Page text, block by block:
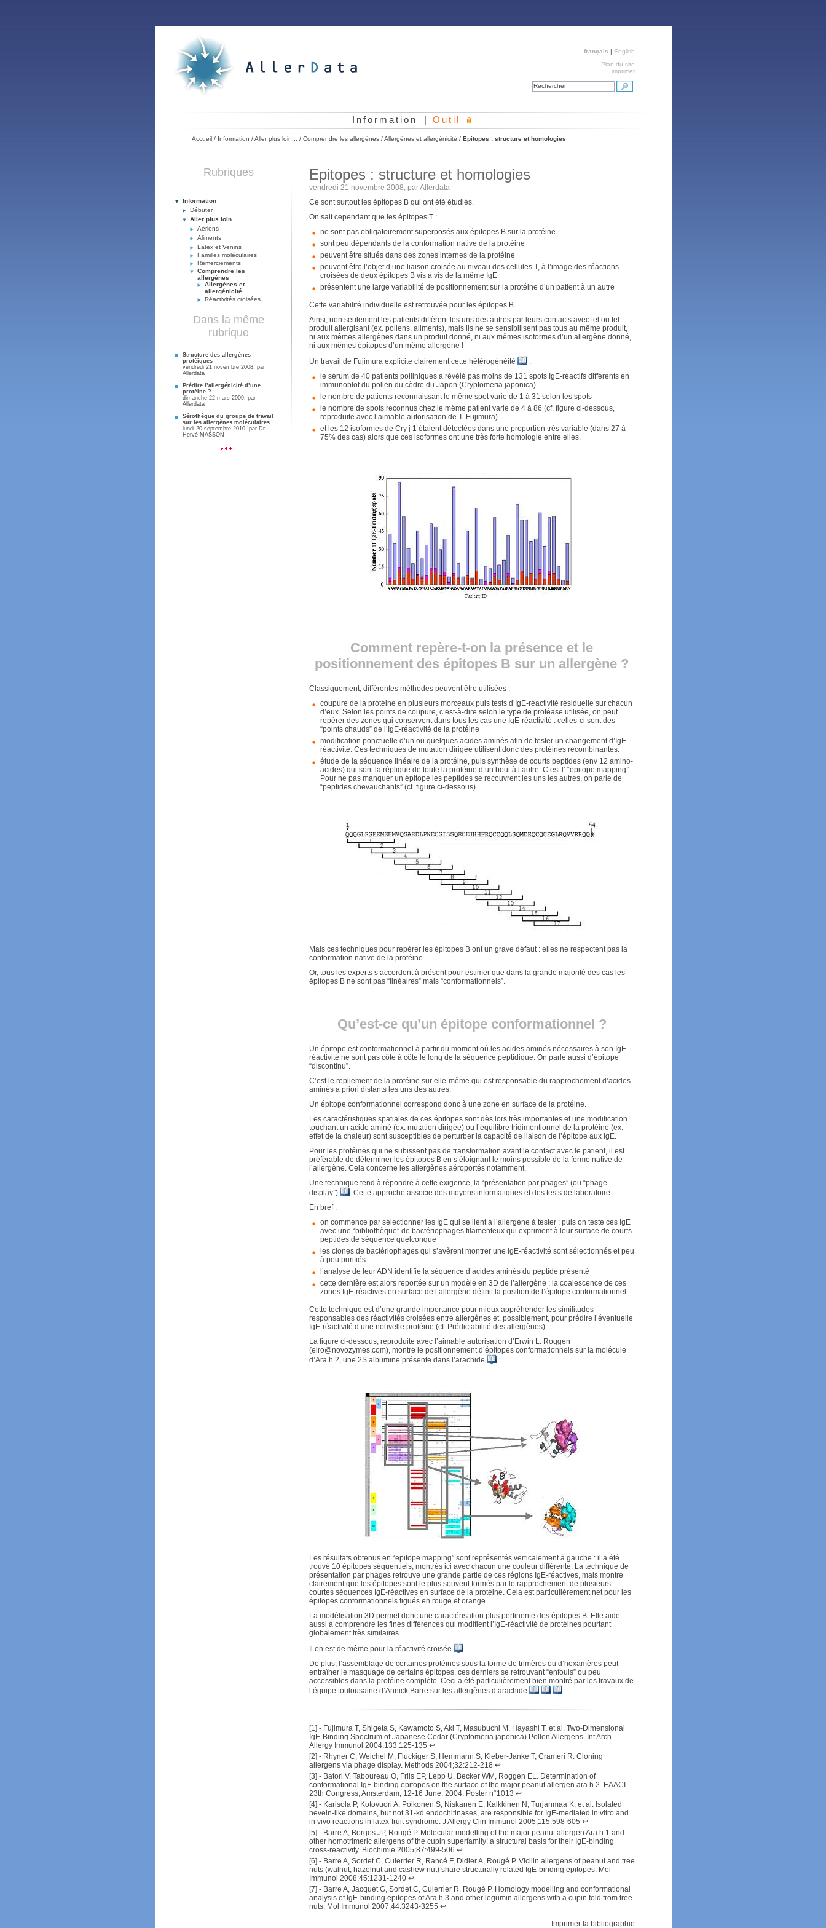
français | English
Plan du site
imprimer
Rechercher
Information | Outil
Accueil/ Information /Aller plus loin... / Comprendre les allergènes/Allergènes et allergénicité / Epitopes : structure et homologies
Epitopes : structure et homologies
vendredi 21 novembre 2008, parAllerdata
Ce sont surtout les épitopes B qui ont été étudiés.
On sait cependant que les épitopes T :
ne sont pas obligatoirement superposés aux épitopes B sur la protéine
sont peu dépendants de la conformation native de la protéine
peuvent être situés dans des zones internes de la protéine
peuvent être l’objet d’une liaison croisée au niveau des cellules T, à l’image des réactions
croisées de deux épitopes B vis à vis de la même IgE
présentent une large variabilité de positionnement sur la protéine d’un patient à un autre
Cette variabilité individuelle est retrouvée pour les épitopes B.
Ainsi, non seulement les patients diffèrent les uns des autres par leurs contacts avec tel ou tel
produit allergisant (ex. pollens, aliments), mais ils ne se sensibilisent pas tous au même produit,
ni aux mêmes allergènes dans un produit donné, ni aux mêmes isoformes d’un allergène donné,
ni aux mêmes épitopes d’un même allergène !
Un travail de Fujimura explicite clairement cette hétérogénéité
:
le sérum de 40 patients polliniques a révélé pas moins de 131 spots IgE-réactifs différents en
immunoblot du pollen du cèdre du Japon (Cryptomeria japonica)
le nombre de patients reconnaissant le même spot varie de 1 à 31 selon les spots
le nombre de spots reconnus chez le même patient varie de 4 à 86 (cf. figure ci-dessous,
reproduite avec l’aimable autorisation de T. Fujimura)
et les 12 isoformes de Cry j 1 étaient détectées dans une proportion très variable (dans 27 à
75% des cas) alors que ces isoformes ont une très forte homologie entre elles.
Comment repère-t-on la présence et le
positionnement des épitopes B sur un allergène ?
Classiquement, différentes méthodes peuvent être utilisées :
coupure de la protéine en plusieurs morceaux puis tests d’IgE-réactivité résiduelle sur chacun
d’eux. Selon les points de coupure, c’est-à-dire selon le type de protéase utilisée, on peut
repérer des zones qui conservent dans tous les cas une IgE-réactivité : celles-ci sont des
“points chauds” de l’IgE-réactivité de la protéine
modification ponctuelle d’un ou quelques acides aminés afin de tester un changement d’IgE-
réactivité. Ces techniques de mutation dirigée utilisent donc des protéines recombinantes.
étude de la séquence linéaire de la protéine, puis synthèse de courts peptides (env 12 amino-
acides) qui sont la réplique de toute la protéine d’un bout à l’autre. C’est l’ “epitope mapping”.
Pour ne pas manquer un épitope les peptides se recouvrent les uns les autres, on parle de
“peptides chevauchants” (cf. figure ci-dessous)
Mais ces techniques pour repérer les épitopes B ont un grave défaut : elles ne respectent pas la
conformation native de la protéine.
Or, tous les experts s’accordent à présent pour estimer que dans la grande majorité des cas les
épitopes B ne sont pas “linéaires” mais “conformationnels”.
Qu’est-ce qu’un épitope conformationnel ?
Un épitope est conformationnel à partir du moment où les acides aminés nécessaires à son IgE-
réactivité ne sont pas côte à côte le long de la séquence peptidique. On parle aussi d’épitope
“discontinu”.
C’est le repliement de la protéine sur elle-même qui est responsable du rapprochement d’acides
aminés a priori distants les uns des autres.
Un épitope conformationnel correspond donc à une zone en surface de la protéine.
Les caractéristiques spatiales de ces épitopes sont dès lors très importantes et une modification
touchant un acide aminé (ex. mutation dirigée) ou l’équilibre tridimentionnel de la protéine (ex.
effet de la chaleur) sont susceptibles de perturber la capacité de liaison de l’épitope aux IgE.
Pour les protéines qui ne subissent pas de transformation avant le contact avec le patient, il est
préférable de déterminer les épitopes B en s’éloignant le moins possible de la forme native de
l’allergène. Cela concerne les allergènes aéroportés notamment.
Une technique tend à répondre à cette exigence, la “présentation par phages” (ou “phage
display”)
. Cette approche associe des moyens informatiques et des tests de laboratoire.
En bref :
on commence par sélectionner les IgE qui se lient à l’allergène à tester ; puis on teste ces IgE
avec une “bibliothèque” de bactériophages filamenteux qui expriment à leur surface de courts
peptides de séquence quelconque
les clones de bactériophages qui s’avèrent montrer une IgE-réactivité sont sélectionnés et peu
à peu purifiés
l’analyse de leur ADN identifie la séquence d’acides aminés du peptide présenté
cette dernière est alors reportée sur un modèle en 3D de l’allergène ; la coalescence de ces
zones IgE-réactives en surface de l’allergène définit la position de l’épitope conformationnel.
Cette technique est d’une grande importance pour mieux appréhender les similitudes
responsables des réactivités croisées entre allergènes et, possiblement, pour prédire l’éventuelle
IgE-réactivité d’une nouvelle protéine (cf. Prédictabilité des allergènes).
La figure ci-dessous, reproduite avec l’aimable autorisation d’Erwin L. Roggen
(elro@novozymes.com), montre le positionnement d’épitopes conformationnels sur la molécule
d’Ara h 2, une 2S albumine présente dans l’arachide
Les résultats obtenus en “epitope mapping” sont représentés verticalement à gauche : il a été
trouvé 10 épitopes séquentiels, montrés ici avec chacun une couleur différente. La technique de
présentation par phages retrouve une grande partie de ces régions IgE-réactives, mais montre
clairement que les épitopes sont le plus souvent formés par le rapprochement de plusieurs
courtes séquences IgE-réactives en surface de la protéine. Cela est particulièrement net pour les
épitopes conformationnels figués en rouge et orange.
La modélisation 3D permet donc une caractérisation plus pertinente des épitopes B. Elle aide
aussi à comprendre les fines différences qui modifient l’IgE-réactivité de protéines pourtant
globalement très similaires.
Il en est de même pour la réactivité croisée
.
De plus, l’assemblage de certaines protéines sous la forme de trimères ou d’hexamères peut
entraîner le masquage de certains épitopes, ces derniers se retrouvant “enfouis” ou peu
accessibles dans la protéine complète. Ceci a été particulièrement bien montré par les travaux de
l’équipe toulousaine d’Annick Barre sur les allergènes d’arachide
.
[1] - Fujimura T, Shigeta S, Kawamoto S, Aki T, Masubuchi M, Hayashi T, et al. Two-Dimensional
IgE-Binding Spectrum of Japanese Cedar (Cryptomeria japonica) Pollen Allergens. Int Arch
Allergy Immunol 2004;133:125-135 ↩
[2] - Rhyner C, Weichel M, Fluckiger S, Hemmann S, Kleber-Janke T, Crameri R. Cloning
allergens via phage display. Methods 2004;32:212-218 ↩
[3] - Batori V, Taboureau O, Friis EP, Lepp U, Becker WM, Roggen EL. Determination of
conformational IgE binding epitopes on the surface of the major peanut allergen ara h 2. EAACI
23th Congress, Amsterdam, 12-16 June, 2004, Poster n°1013 ↩
[4] - Karisola P, Kotovuori A, Poikonen S, Niskanen E, Kalkkinen N, Turjanmaa K, et al. Isolated
hevein-like domains, but not 31-kd endochitinases, are responsible for IgE-mediated in vitro and
in vivo reactions in latex-fruit syndrome. J Allergy Clin Immunol 2005;115:598-605 ↩
[5] - Barre A, Borges JP, Rougé P. Molecular modelling of the major peanut allergen Ara h 1 and
other homotrimeric allergens of the cupin superfamily: a structural basis for their IgE-binding
cross-reactivity. Biochimie 2005;87:499-506 ↩
[6] - Barre A, Sordet C, Culerrier R, Rancé F, Didier A, Rougé P. Vicilin allergens of peanut and tree
nuts (walnut, hazelnut and cashew nut) share structurally related IgE-binding epitopes. Mol
Immunol 2008;45:1231-1240 ↩
[7] - Barre A, Jacquet G, Sordet C, Culerrier R, Rougé P. Homology modelling and conformational
analysis of IgE-binding epitopes of Ara h 3 and other legumin allergens with a cupin fold from tree
nuts. Mol Immunol 2007;44:3243-3255 ↩
Imprimer la bibliographie
Rubriques
Information
Débuter
Aller plus loin...
Aériens
Aliments
Latex et Venins
Familles moléculaires
Remerciements
Comprendre les
allergènes
Allergènes et
allergénicité
Réactivités croisées
Dans la même
rubrique
Structure des allergènes
protéiques
vendredi 21 novembre 2008, par
Allerdata
Prédire l’allergénicité d’une
protéine ?
dimanche 22 mars 2009, par
Allerdata
Sérothèque du groupe de travail
sur les allergènes moléculaires
lundi 20 septembre 2010, par Dr
Hervé MASSON